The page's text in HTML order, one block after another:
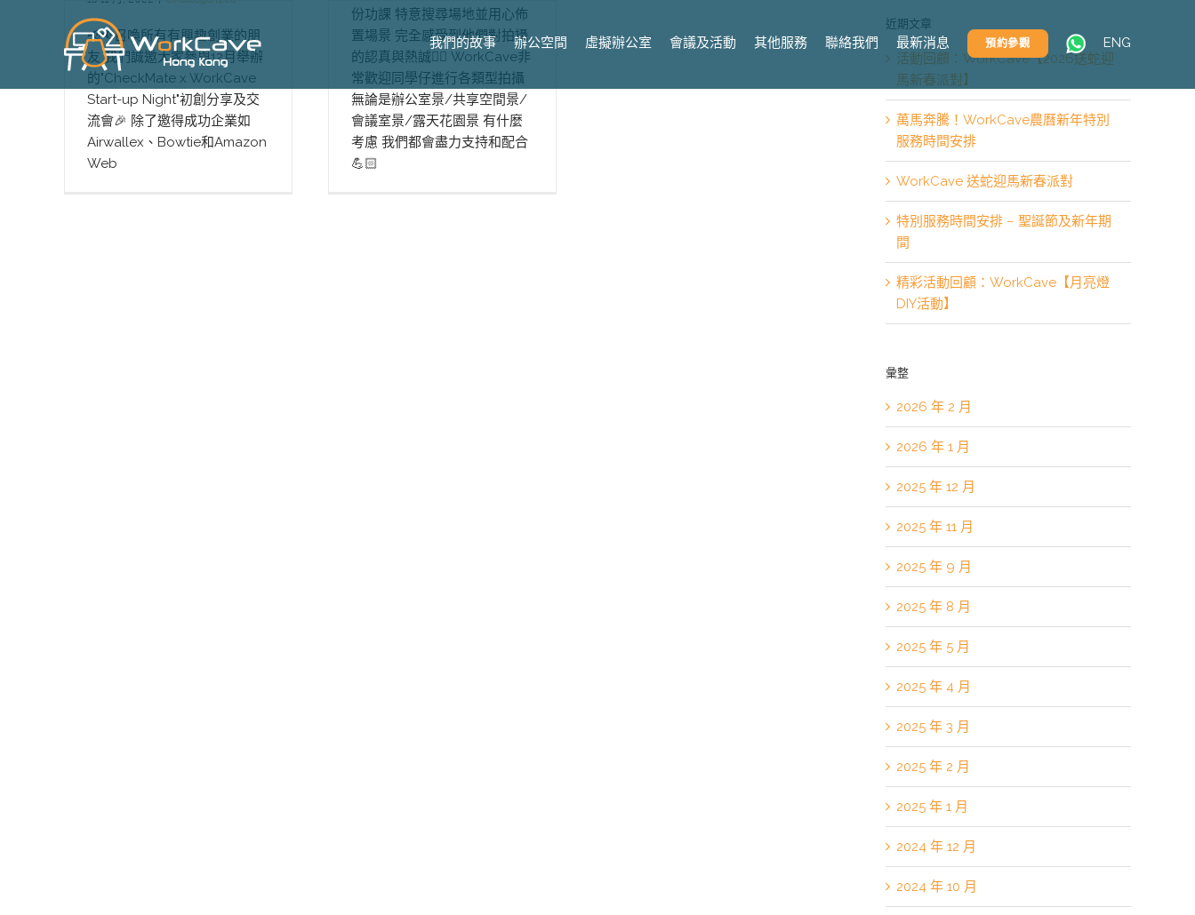
我們的故事 辦公空間 虛擬辦公室 會議及活動 其他服務 聯絡我們 最新消息 預約參觀 ENG
📢📢召喚所有有興趣創業的朋
友 我們誠邀大家參與12月舉辦
的"CheckMate x WorkCave
Start-up Night"初創分享及交
流會🎉 除了邀得成功企業如
Airwallex、Bowtie和Amazon
Web
份功課 特意搜尋場地並用心佈
置場景 完全感受到他們對拍攝
的認真與熱誠❤️‍🔥 WorkCave非
常歡迎同學仔進行各類型拍攝
無論是辦公室景/共享空間景/
會議室景/露天花園景 有什麼
考慮 我們都會盡力支持和配合
💪🏻
近期文章
活動回顧：WorkCave【2026送蛇迎
馬新春派對】
萬馬奔騰！WorkCave農曆新年特別
服務時間安排
WorkCave 送蛇迎馬新春派對
特別服務時間安排 – 聖誕節及新年期
間
精彩活動回顧：WorkCave【月亮燈
DIY活動】
彙整
2026 年 2 月
2026 年 1 月
2025 年 12 月
2025 年 11 月
2025 年 9 月
2025 年 8 月
2025 年 5 月
2025 年 4 月
2025 年 3 月
2025 年 2 月
2025 年 1 月
2024 年 12 月
2024 年 10 月